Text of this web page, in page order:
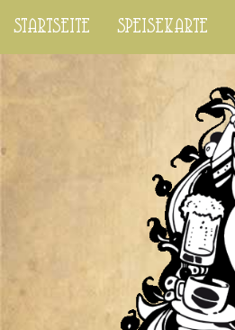
startseite speisekarte